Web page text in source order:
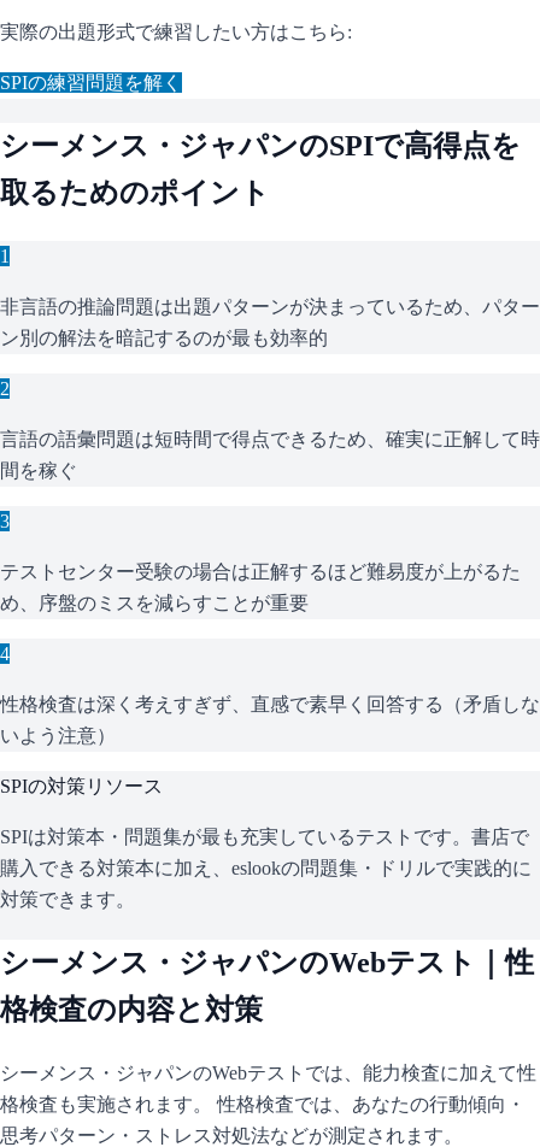
実際の出題形式で練習したい方はこちら:
SPIの練習問題を解く
シーメンス・ジャパンのSPIで高得点を
取るためのポイント
1
非言語の推論問題は出題パターンが決まっているため、パター
ン別の解法を暗記するのが最も効率的
2
言語の語彙問題は短時間で得点できるため、確実に正解して時
間を稼ぐ
3
テストセンター受験の場合は正解するほど難易度が上がるた
め、序盤のミスを減らすことが重要
4
性格検査は深く考えすぎず、直感で素早く回答する（矛盾しな
いよう注意）
SPIの対策リソース
SPIは対策本・問題集が最も充実しているテストです。書店で
購入できる対策本に加え、eslookの問題集・ドリルで実践的に
対策できます。
シーメンス・ジャパンのWebテスト｜性
格検査の内容と対策
シーメンス・ジャパンのWebテストでは、能力検査に加えて性
格検査も実施されます。 性格検査では、あなたの行動傾向・
思考パターン・ストレス対処法などが測定されます。